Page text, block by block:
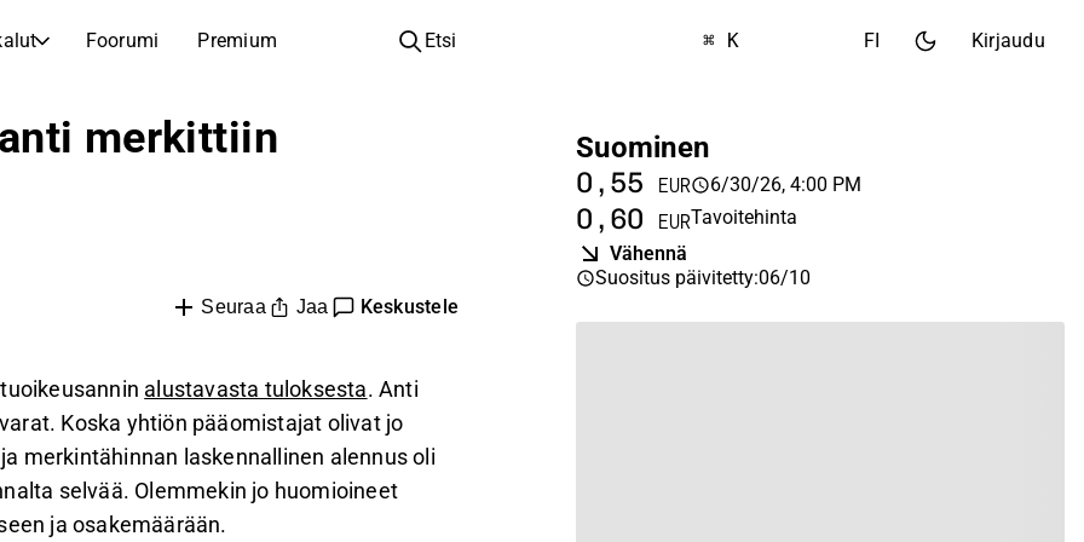
Foorumi Premium
Yhtiöt
Listautumiset
Yhtiökokouskutsut
Yhtiökokousten päivämäärät ja osakkeenomistajatiedot
Analyysikoulu
Salkunhaltijat
Etsi ⌘ K FI Kirjaudu
merkittiin
Seuraa Jaa Keskustele
alustavasta tuloksesta. Anti
Koska yhtiön pääomistajat olivat jo
merkintähinnan laskennallinen alennus oli
selvää. Olemmekin jo huomioineet
ja osakemäärään.
Suominen
0,55 EUR 6/30/26, 4:00 PM
0,60 EURTavoitehinta
Vähennä
Suositus päivitetty:06/10